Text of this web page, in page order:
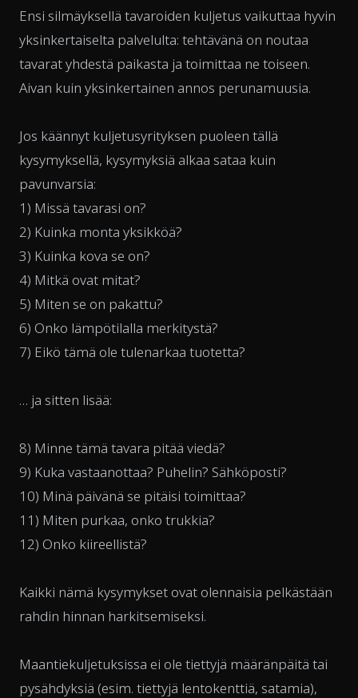
Ensi silmäyksellä tavaroiden kuljetus vaikuttaa hyvin
yksinkertaiselta palvelulta: tehtävänä on noutaa
tavarat yhdestä paikasta ja toimittaa ne toiseen.
Aivan kuin yksinkertainen annos perunamuusia.
Jos käännyt kuljetusyrityksen puoleen tällä
kysymyksellä, kysymyksiä alkaa sataa kuin
pavunvarsia:
1) Missä tavarasi on?
2) Kuinka monta yksikköä?
3) Kuinka kova se on?
4) Mitkä ovat mitat?
5) Miten se on pakattu?
6) Onko lämpötilalla merkitystä?
7) Eikö tämä ole tulenarkaa tuotetta?
… ja sitten lisää:
8) Minne tämä tavara pitää viedä?
9) Kuka vastaanottaa? Puhelin? Sähköposti?
10) Minä päivänä se pitäisi toimittaa?
11) Miten purkaa, onko trukkia?
12) Onko kiireellistä?
Kaikki nämä kysymykset ovat olennaisia pelkästään
rahdin hinnan harkitsemiseksi.
Maantiekuljetuksissa ei ole tiettyjä määränpäitä tai
pysähdyksiä (esim. tiettyjä lentokenttiä, satamia),